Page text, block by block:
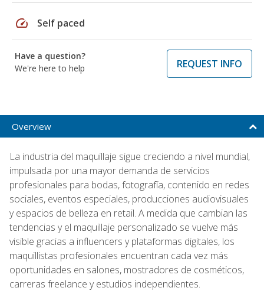
speed Self paced
Have a question?
We're here to help
REQUEST INFO
Overview
La industria del maquillaje sigue creciendo a nivel mundial,
impulsada por una mayor demanda de servicios
profesionales para bodas, fotografía, contenido en redes
sociales, eventos especiales, producciones audiovisuales
y espacios de belleza en retail. A medida que cambian las
tendencias y el maquillaje personalizado se vuelve más
visible gracias a influencers y plataformas digitales, los
maquillistas profesionales encuentran cada vez más
oportunidades en salones, mostradores de cosméticos,
carreras freelance y estudios independientes.